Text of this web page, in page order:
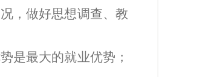
，做好思想调查、教
是最大的就业优势；